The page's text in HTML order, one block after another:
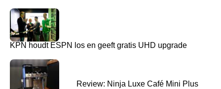
KPN houdt ESPN los en geeft gratis UHD upgrade
Review: Ninja Luxe Café Mini Plus